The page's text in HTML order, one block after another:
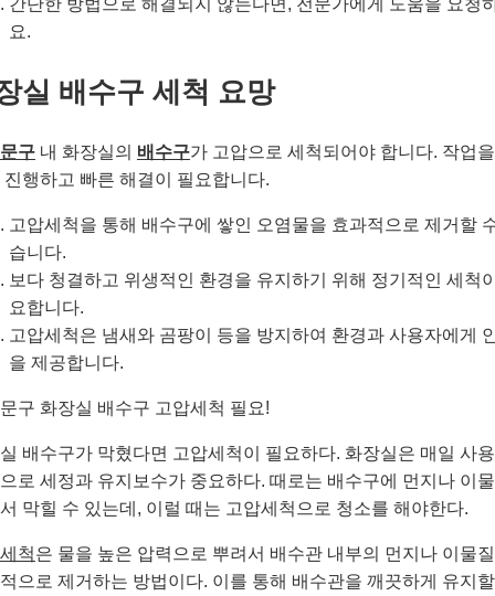
간단한 방법으로 해결되지 않는다면, 전문가에게 도움을 요청
요.
실 배수구 세척 요망
구 내 화장실의 배수구가 고압으로 세척되어야 합니다. 작업
진행하고 빠른 해결이 필요합니다.
고압세척을 통해 배수구에 쌓인 오염물을 효과적으로 제거할
습니다.
보다 청결하고 위생적인 환경을 유지하기 위해 정기적인 세척
요합니다.
고압세척은 냄새와 곰팡이 등을 방지하여 환경과 사용자에게
을 제공합니다.
구 화장실 배수구 고압세척 필요!
배수구가 막혔다면 고압세척이 필요하다. 화장실은 매일 사
로 세정과 유지보수가 중요하다. 때로는 배수구에 먼지나 이
막힐 수 있는데, 이럴 때는 고압세척으로 청소를 해야한다.
척은 물을 높은 압력으로 뿌려서 배수관 내부의 먼지나 이물
으로 제거하는 방법이다. 이를 통해 배수관을 깨끗하게 유지